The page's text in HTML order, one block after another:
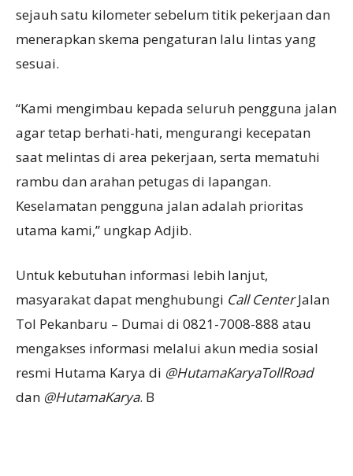
sejauh satu kilometer sebelum titik pekerjaan dan
menerapkan skema pengaturan lalu lintas yang
sesuai.
“Kami mengimbau kepada seluruh pengguna jalan
agar tetap berhati-hati, mengurangi kecepatan
saat melintas di area pekerjaan, serta mematuhi
rambu dan arahan petugas di lapangan.
Keselamatan pengguna jalan adalah prioritas
utama kami,” ungkap Adjib.
Untuk kebutuhan informasi lebih lanjut,
masyarakat dapat menghubungi Call CenterJalan
Tol Pekanbaru – Dumai di 0821-7008-888 atau
mengakses informasi melalui akun media sosial
resmi Hutama Karya di @HutamaKaryaTollRoad
dan @HutamaKarya. B